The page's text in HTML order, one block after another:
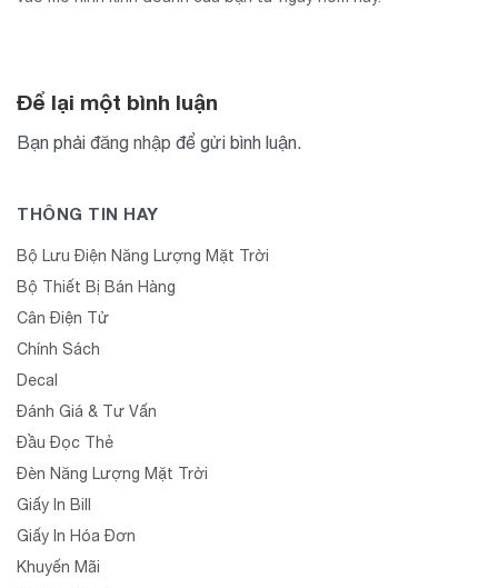
Để lại một bình luận
Bạn phải đăng nhập để gửi bình luận.
THÔNG TIN HAY
Bộ Lưu Điện Năng Lượng Mặt Trời
Bộ Thiết Bị Bán Hàng
Cân Điện Tử
Chính Sách
Decal
Đánh Giá & Tư Vấn
Đầu Đọc Thẻ
Đèn Năng Lượng Mặt Trời
Giấy In Bill
Giấy In Hóa Đơn
Khuyến Mãi